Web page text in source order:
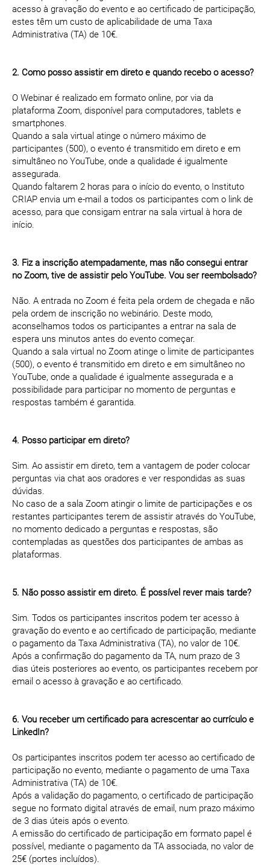
acesso à gravação do evento e ao certificado de participação,
estes têm um custo de aplicabilidade de uma Taxa
Administrativa (TA) de 10€.
2. Como posso assistir em direto e quando recebo o acesso?
O Webinar é realizado em formato online, por via da
plataforma Zoom, disponível para computadores, tablets e
smartphones.
Quando a sala virtual atinge o número máximo de
participantes (500), o evento é transmitido em direto e em
simultâneo no YouTube, onde a qualidade é igualmente
assegurada.
Quando faltarem 2 horas para o início do evento, o Instituto
CRIAP envia um e-mail a todos os participantes com o link de
acesso, para que consigam entrar na sala virtual à hora de
início.
3. Fiz a inscrição atempadamente, mas não consegui entrar
no Zoom, tive de assistir pelo YouTube. Vou ser reembolsado?
Não. A entrada no Zoom é feita pela ordem de chegada e não
pela ordem de inscrição no webinário. Deste modo,
aconselhamos todos os participantes a entrar na sala de
espera uns minutos antes do evento começar.
Quando a sala virtual no Zoom atinge o limite de participantes
(500), o evento é transmitido em direto e em simultâneo no
YouTube, onde a qualidade é igualmente assegurada e a
possibilidade para participar no momento de perguntas e
respostas também é garantida.
4. Posso participar em direto?
Sim. Ao assistir em direto, tem a vantagem de poder colocar
perguntas via chat aos oradores e ver respondidas as suas
dúvidas.
No caso de a sala Zoom atingir o limite de participações e os
restantes participantes terem de assistir através do YouTube,
no momento dedicado a perguntas e respostas, são
contempladas as questões dos participantes de ambas as
plataformas.
5. Não posso assistir em direto. É possível rever mais tarde?
Sim. Todos os participantes inscritos podem ter acesso à
gravação do evento e ao certificado de participação, mediante
o pagamento da Taxa Administrativa (TA), no valor de 10€.
Após a confirmação do pagamento da TA, num prazo de 3
dias úteis posteriores ao evento, os participantes recebem por
email o acesso à gravação e ao certificado.
6. Vou receber um certificado para acrescentar ao currículo e
LinkedIn?
Os participantes inscritos podem ter acesso ao certificado de
participação no evento, mediante o pagamento de uma Taxa
Administrativa (TA) de 10€.
Após a validação do pagamento, o certificado de participação
segue no formato digital através de email, num prazo máximo
de 3 dias úteis após o evento.
A emissão do certificado de participação em formato papel é
possível, mediante o pagamento da TA associada, no valor de
25€ (portes incluídos).